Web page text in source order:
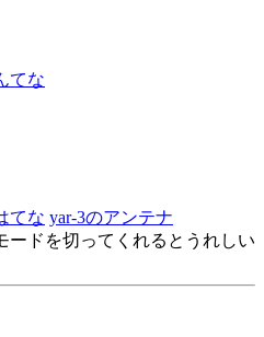
てな
てな yar-3のアンテナ
ードを切ってくれるとうれしい